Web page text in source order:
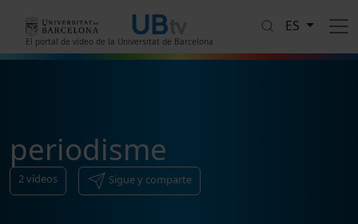
El portal de vídeo de la Universitat de Barcelona
ES
periodisme
2vídeos Sigue y comparte